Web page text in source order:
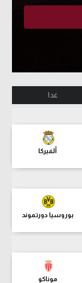
غدا
ألفيركا
بوروسيا دورتموند
موناكو